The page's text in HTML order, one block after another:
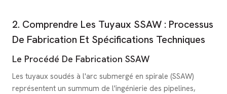
2. Comprendre Les Tuyaux SSAW : Processus
De Fabrication Et Spécifications Techniques
Le Procédé De Fabrication SSAW
Les tuyaux soudés à l'arc submergé en spirale (SSAW)
représentent un summum de l'ingénierie des pipelines,